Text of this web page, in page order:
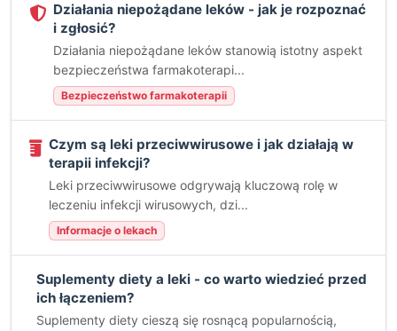
Działania niepożądane leków - jak je rozpoznać
i zgłosić?
Działania niepożądane leków stanowią istotny aspekt
bezpieczeństwa farmakoterapi...
Bezpieczeństwo farmakoterapii
Czym są leki przeciwwirusowe i jak działają w
terapii infekcji?
Leki przeciwwirusowe odgrywają kluczową rolę w
leczeniu infekcji wirusowych, dzi...
Informacje o lekach
Suplementy diety a leki - co warto wiedzieć przed
ich łączeniem?
Suplementy diety cieszą się rosnącą popularnością,